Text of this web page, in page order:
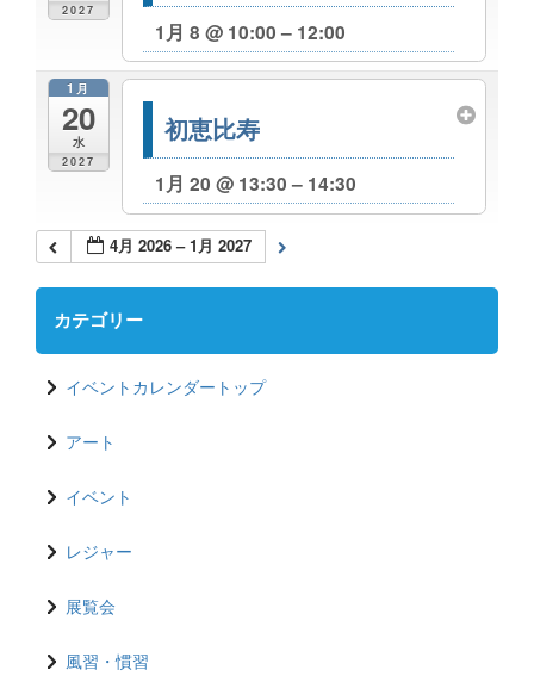
2027
1月 8 @ 10:00 – 12:00
1月
20
水
2027
初恵比寿
1月 20 @ 13:30 – 14:30
4月 2026 – 1月 2027
カテゴリー
イベントカレンダートップ
アート
イベント
レジャー
展覧会
風習・慣習